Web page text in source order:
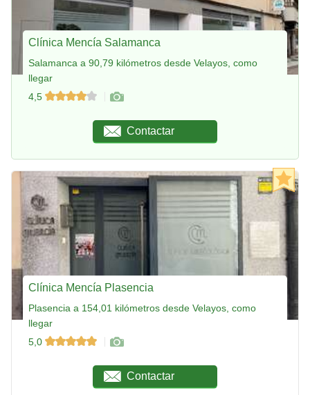
Clínica Mencía Salamanca
Salamanca a 90,79 kilómetros desde Velayos, como
llegar
4,5
Contactar
Clínica Mencía Plasencia
Plasencia a 154,01 kilómetros desde Velayos, como
llegar
5,0
Contactar